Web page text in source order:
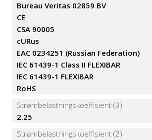
Bureau Veritas 02859 BV
CE
CSA 90005
cURus
EAC 0234251 (Russian Federation)
IEC 61439-1 Class II FLEXIBAR
IEC 61439-1 FLEXIBAR
RoHS
Strømbelastningskoeffisient (3)
2.25
Strømbelastningskoeffisient (2)